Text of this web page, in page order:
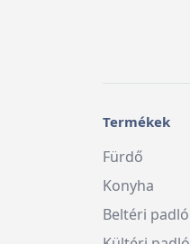
Termékek
Fürdő
Konyha
Beltéri padló